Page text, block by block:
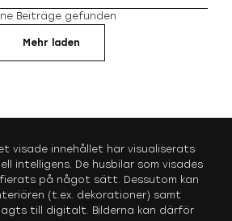
Beiträge gefunden
Mehr laden
visade innehållet har visualiserats
intelligens. De husbilar som visades
på något sätt. Dessutom kan
(t.ex. dekorationer) samt
till digitalt. Bilderna kan därför